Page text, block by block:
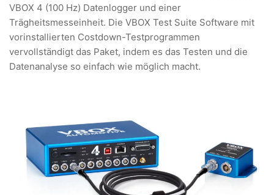
VBOX 4 (100 Hz) Datenlogger und einer
Trägheitsmesseinheit. Die VBOX Test Suite Software mit
vorinstallierten Costdown-Testprogrammen
vervollständigt das Paket, indem es das Testen und die
Datenanalyse so einfach wie möglich macht.